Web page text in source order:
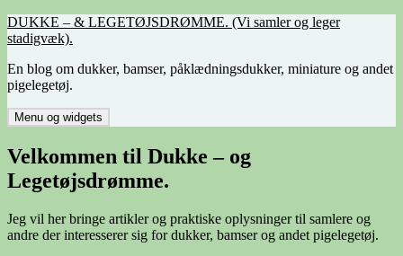
Hop
til
DUKKE – & LEGETØJSDRØMME. (Vi samler og leger
stadigvæk).
En blog om dukker, bamser, påklædningsdukker, miniature og andet
pigelegetøj.
Menu og widgets
Velkommen til Dukke – og
Legetøjsdrømme.
Jeg vil her bringe artikler og praktiske oplysninger til samlere og
andre der interesserer sig for dukker, bamser og andet pigelegetøj.